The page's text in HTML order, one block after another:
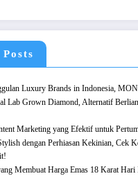
Luxury Brands in Indonesia,
Lab Grown Diamond, Alternatif
Marketing yang Efektif untuk
dengan Perhiasan Kekinian, Cek
Membuat Harga Emas 18 Karat